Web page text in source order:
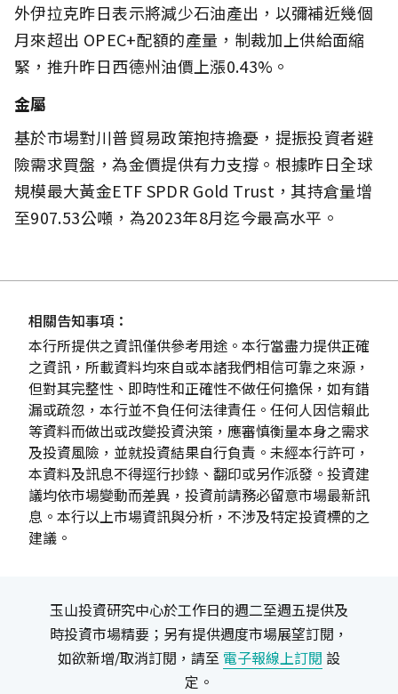
外伊拉克昨日表示將減少石油產出，以彌補近幾個
月來超出 OPEC+配額的產量，制裁加上供給面縮
緊，推升昨日西德州油價上漲0.43%。
金屬
基於市場對川普貿易政策抱持擔憂，提振投資者避
險需求買盤，為金價提供有力支撐。根據昨日全球
規模最大黃金ETF SPDR Gold Trust，其持倉量增
至907.53公噸，為2023年8月迄今最高水平。
相關告知事項：
本行所提供之資訊僅供參考用途。本行當盡力提供正確
之資訊，所載資料均來自或本諸我們相信可靠之來源，
但對其完整性、即時性和正確性不做任何擔保，如有錯
漏或疏忽，本行並不負任何法律責任。任何人因信賴此
等資料而做出或改變投資決策，應審慎衡量本身之需求
及投資風險，並就投資結果自行負責。未經本行許可，
本資料及訊息不得逕行抄錄、翻印或另作派發。投資建
議均依市場變動而差異，投資前請務必留意市場最新訊
息。本行以上市場資訊與分析，不涉及特定投資標的之
建議。
玉山投資研究中心於工作日的週二至週五提供及
時投資市場精要；另有提供週度市場展望訂閱，
如欲新增/取消訂閱，請至 電子報線上訂閱 設
定。